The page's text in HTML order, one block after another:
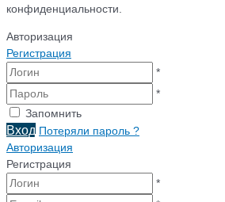
конфиденциальности.
Авторизация
Регистрация
*
*
Запомнить
Вход Потеряли пароль ?
Авторизация
Регистрация
*